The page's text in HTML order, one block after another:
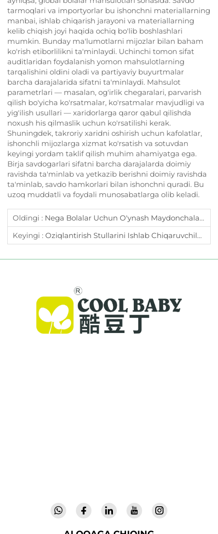
tarmoqlari va importyorlar bu ishonchni materiallarning
manbai, ishlab chiqarish jarayoni va materiallarning
kelib chiqish joyi haqida ochiq bo'lib boshlashlari
mumkin. Bunday ma'lumotlarni mijozlar bilan baham
ko'rish etiborlilikni ta'minlaydi. Uchinchi tomon sifat
auditlaridan foydalanish yomon mahsulotlarning
tarqalishini oldini oladi va partiyaviy buyurtmalar
barcha darajalarida sifatni ta'minlaydi. Mahsulot
parametrlari — masalan, og'irlik chegaralari, parvarish
qilish bo'yicha ko'rsatmalar, ko'rsatmalar mavjudligi va
yig'ilish usullari — xaridorlarga qaror qabul qilishda
noxush his qilmaslik uchun ko'rsatilishi kerak.
Shuningdek, takroriy xaridni oshirish uchun kafolatlar,
ishonchli mijozlarga xizmat ko'rsatish va sotuvdan
keyingi yordam taklif qilish muhim ahamiyatga ega.
Birja savdogarlari sifatni barcha darajalarda doimiy
ravishda ta'minlab va yetkazib berishni doimiy ravishda
ta'minlab, savdo hamkorlari bilan ishonchni quradi. Bu
uzoq muddatli va foydali munosabatlarga olib keladi.
Oldingi : Nega Bolalar Uchun O'ynash Maydonchalari Savdogarlarga Zarur?
Keyingi : Oziqlantirish Stullarini Ishlab Chiqaruvchilardan Sotib Olish Bo'yicha Qo'llanma